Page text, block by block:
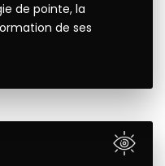
de pointe, la
de ses